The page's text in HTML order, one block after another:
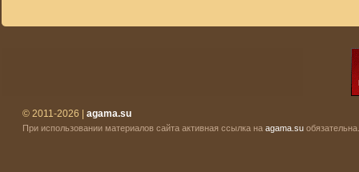
© 2011-2026 | agama.su
При использовании материалов сайта активная ссылка на agama.su обязательна.